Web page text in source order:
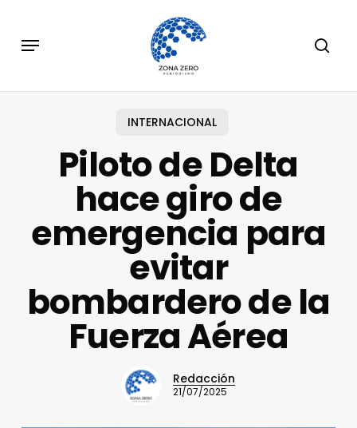
main
Menu
INTERNACIONAL
Piloto de Delta
hace giro de
emergencia para
evitar
bombardero de la
Fuerza Aérea
Redacción
21/07/2025